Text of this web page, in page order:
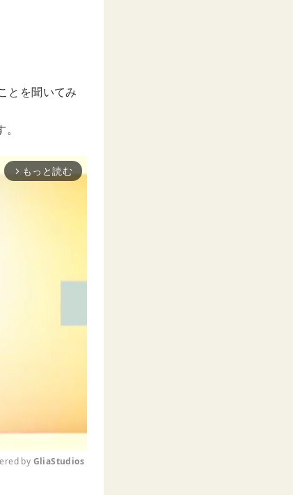
とを聞いてみ
arrow_forward_ios もっと読む
by GliaStudios